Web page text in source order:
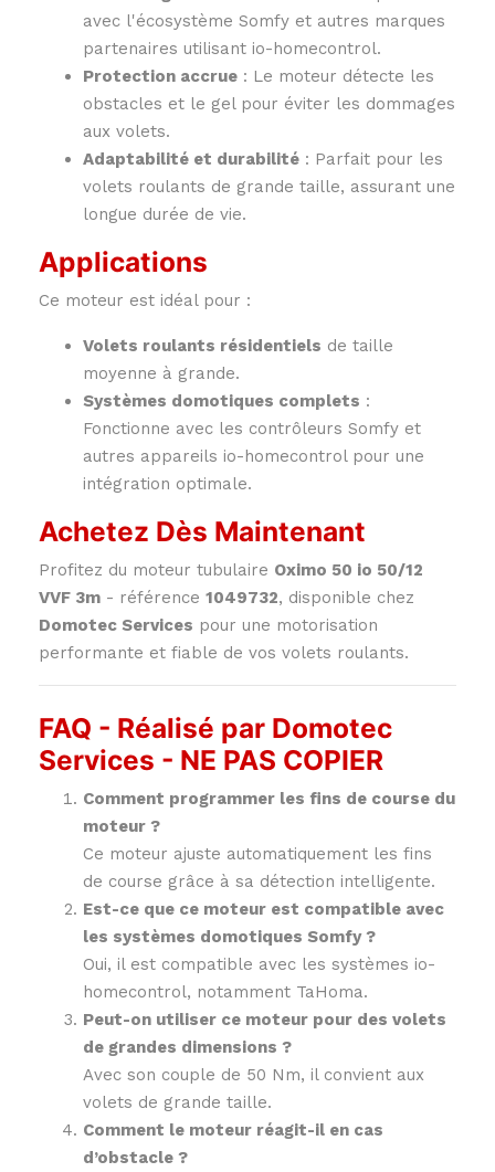
avec l'écosystème Somfy et autres marques
partenaires utilisant io-homecontrol.
Protection accrue : Le moteur détecte les
obstacles et le gel pour éviter les dommages
aux volets.
Adaptabilité et durabilité : Parfait pour les
volets roulants de grande taille, assurant une
longue durée de vie.
Applications
Ce moteur est idéal pour :
Volets roulants résidentiels de taille
moyenne à grande.
Systèmes domotiques complets :
Fonctionne avec les contrôleurs Somfy et
autres appareils io-homecontrol pour une
intégration optimale.
Achetez Dès Maintenant
Profitez du moteur tubulaire Oximo 50 io 50/12
VVF 3m - référence 1049732, disponible chez
Domotec Services pour une motorisation
performante et fiable de vos volets roulants.
FAQ - Réalisé par Domotec
Services - NE PAS COPIER
Comment programmer les fins de course du
moteur ?
Ce moteur ajuste automatiquement les fins
de course grâce à sa détection intelligente.
Est-ce que ce moteur est compatible avec
les systèmes domotiques Somfy ?
Oui, il est compatible avec les systèmes io-
homecontrol, notamment TaHoma.
Peut-on utiliser ce moteur pour des volets
de grandes dimensions ?
Avec son couple de 50 Nm, il convient aux
volets de grande taille.
Comment le moteur réagit-il en cas
d’obstacle ?